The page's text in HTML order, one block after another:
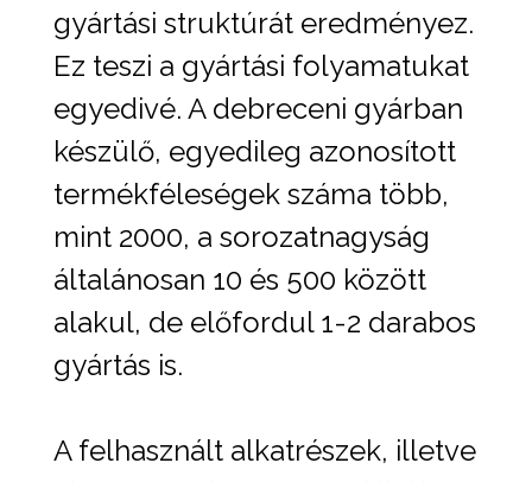
gyártási struktúrát eredményez.
Ez teszi a gyártási folyamatukat
egyedivé. A debreceni gyárban
készülő, egyedileg azonosított
termékféleségek száma több,
mint 2000, a sorozatnagyság
általánosan 10 és 500 között
alakul, de előfordul 1-2 darabos
gyártás is.
A felhasznált alkatrészek, illetve